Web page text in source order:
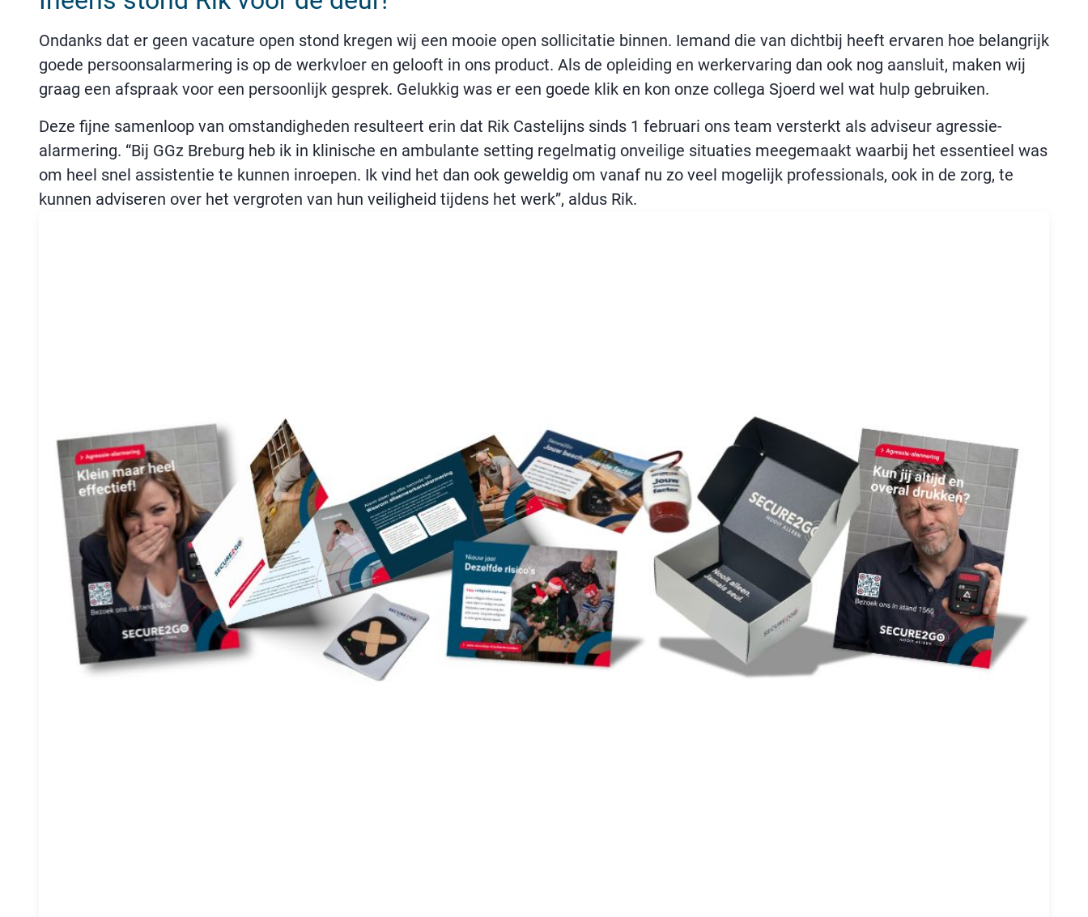
Ondanks dat er geen vacature open stond kregen wij een mooie open sollicitatie binnen. Iemand die van dichtbij heeft ervaren hoe belangrijk
goede persoonsalarmering is op de werkvloer en gelooft in ons product. Als de opleiding en werkervaring dan ook nog aansluit, maken wij
graag een afspraak voor een persoonlijk gesprek. Gelukkig was er een goede klik en kon onze collega Sjoerd wel wat hulp gebruiken.
Deze fijne samenloop van omstandigheden resulteert erin dat Rik Castelijns sinds 1 februari ons team versterkt als adviseur agressie-
alarmering. “Bij GGz Breburg heb ik in klinische en ambulante setting regelmatig onveilige situaties meegemaakt waarbij het essentieel was
om heel snel assistentie te kunnen inroepen. Ik vind het dan ook geweldig om vanaf nu zo veel mogelijk professionals, ook in de zorg, te
kunnen adviseren over het vergroten van hun veiligheid tijdens het werk”, aldus Rik.